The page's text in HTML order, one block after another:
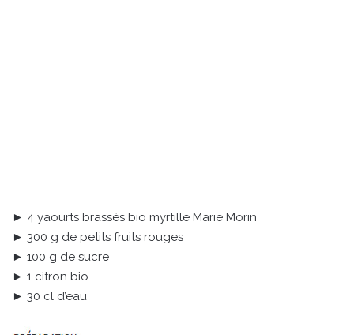
► 4 yaourts brassés bio myrtille Marie Morin
► 300 g de petits fruits rouges
► 100 g de sucre
► 1 citron bio
► 30 cl d’eau